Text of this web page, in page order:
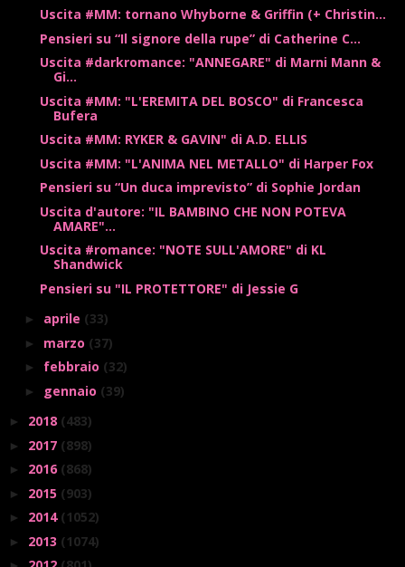
Uscita #MM: tornano Whyborne & Griffin (+ Christin...
Pensieri su “Il signore della rupe” di Catherine C...
Uscita #darkromance: "ANNEGARE" di Marni Mann &
Gi...
Uscita #MM: "L'EREMITA DEL BOSCO" di Francesca
Bufera
Uscita #MM: RYKER & GAVIN" di A.D. ELLIS
Uscita #MM: "L'ANIMA NEL METALLO" di Harper Fox
Pensieri su “Un duca imprevisto” di Sophie Jordan
Uscita d'autore: "IL BAMBINO CHE NON POTEVA
AMARE"...
Uscita #romance: "NOTE SULL'AMORE" di KL
Shandwick
Pensieri su "IL PROTETTORE" di Jessie G
► aprile (33)
► marzo (37)
► febbraio (32)
► gennaio (39)
► 2018 (483)
► 2017 (898)
► 2016 (868)
► 2015 (903)
► 2014 (1052)
► 2013 (1074)